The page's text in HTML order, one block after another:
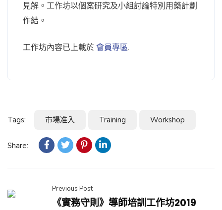
見解。工作坊以個案研究及小組討論特別用藥計劃
作結。
工作坊內容已上載於會員專區.
Tags: 市場准入 Training Workshop
Share:
Previous Post
《實務守則》導師培訓工作坊2019